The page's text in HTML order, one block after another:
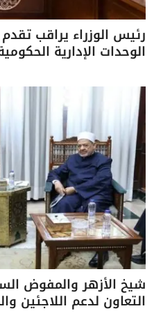
رئيس الوزراء يراقب
الوحدات الإدارية
شيخ الأزهر والمفوض
التعاون لدعم اللاجئين